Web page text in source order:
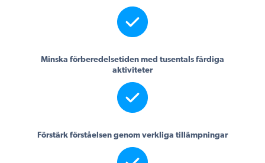
Minska förberedelsetiden med tusentals färdiga
aktiviteter
Förstärk förståelsen genom verkliga tillämpningar